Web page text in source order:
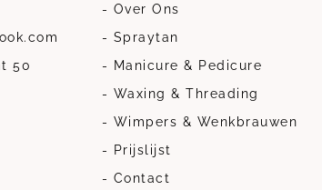
50
- Over Ons
- Spraytan
- Manicure & Pedicure
- Waxing & Threading
- Wimpers & Wenkbrauwen
- Prijslijst
- Contact